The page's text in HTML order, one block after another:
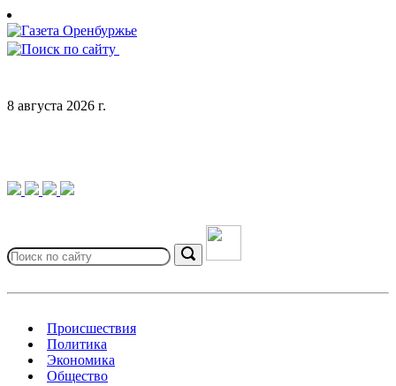
Skip
to
content
8 августа 2026 г.
for:
Search
Происшествия
Политика
Экономика
Общество